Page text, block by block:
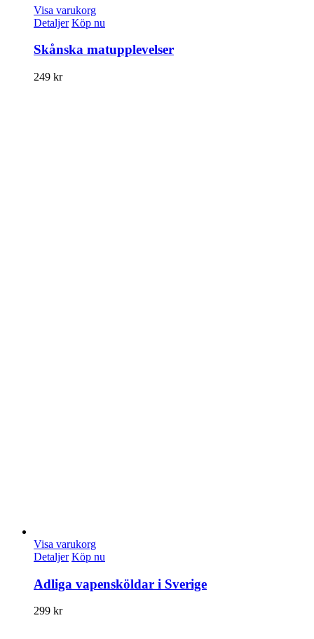
Visa varukorg
Detaljer Köp nu
Skånska matupplevelser
249 kr
Visa varukorg
Detaljer Köp nu
Adliga vapensköldar i Sverige
299 kr